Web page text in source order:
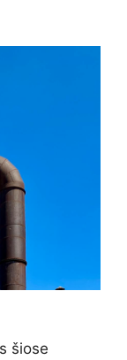
šiose